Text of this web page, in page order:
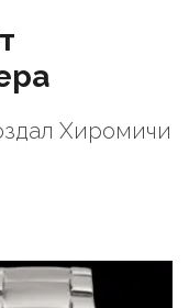
Хиромичи